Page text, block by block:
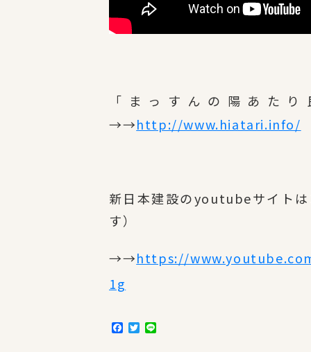
「まっすんの陽あた
→→http://www.hiatari.info/
新日本建設のyoutubeサイト
す）
→→https://
1g
F
a
T
w